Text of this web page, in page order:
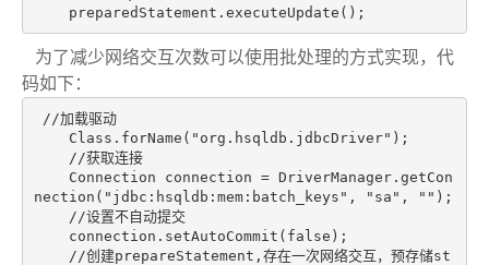
    preparedStatement.executeUpdate();
为了减少网络交互次数可以使用批处理的方式实现，代
码如下：
//加载驱动
    Class.forName(
"org.hsqldb.jdbcDriver" );
//获取连接
nection( "jdbc:hsqldb:mem:batch_keys" , "sa" , "" );
//设置不自动提交
    connection.setAutoCommit(
false );
//创建prepareStatement,存在一次网络交互，预存储st